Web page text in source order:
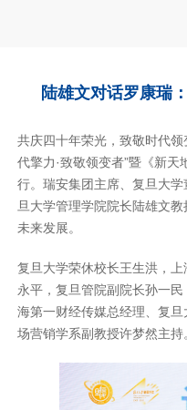
陆雄文对话罗康瑞
共庆四十年荣光，致敬时代
代擎力·致敬领变者”暨《新
行。瑞安集团主席、复旦大
旦大学管理学院院长陆雄文
未来发展。
复旦大学荣休校长王生洪，
永平，复旦管院副院长孙一
海第一财经传媒总经理、复
场营销学系副教授许梦然主持